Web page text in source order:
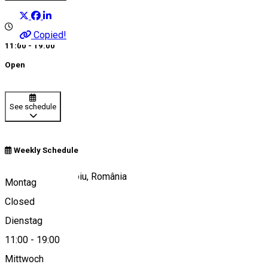
Copied!
11:00 - 19:00
Open
See schedule
Weekly Schedule
Montag
Closed
Dienstag
11:00 - 19:00
Mittwoch
Strada Cetății, Sibiu, România
View on map
About